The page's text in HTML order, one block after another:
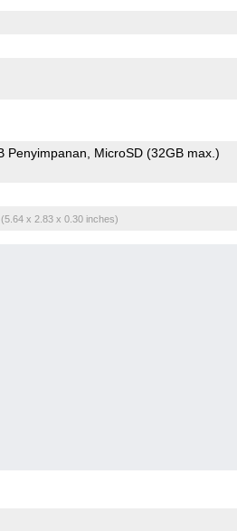
Penyimpanan MicroSD (32GB max.)
(5.64 x 2.83 x 0.30 inches)